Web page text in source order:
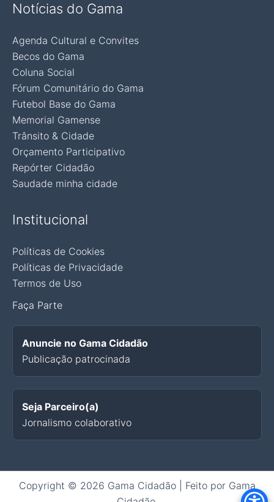
Notícias do Gama
Agenda Cultural e Convites
Becos do Gama
Coluna Social
Fórum Comunitário do Gama
Futebol Base do Gama
Memorial Gamense
Trânsito & Cidade
Orçamento Participativo
Repórter Cidadão
Saudade minha cidade
Institucional
Políticas de Cookies
Políticas de Privacidade
Termos de Uso
Faça Parte
Anuncie no Gama Cidadão
Publicação patrocinada
Seja Parceiro(a)
Jornalismo colaborativo
Copyright © 2026 Gama Cidadão | Feito por Gama